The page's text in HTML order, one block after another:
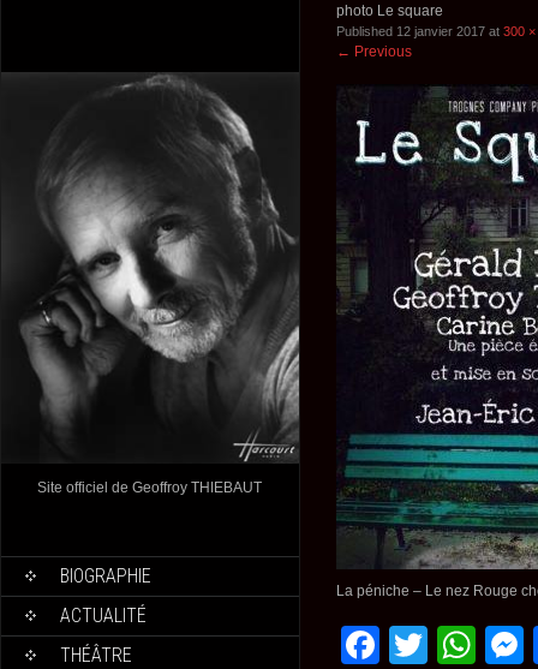
Site officiel de Geoffroy THIEBAUT
BIOGRAPHIE
ACTUALITÉ
THÉÂTRE
photo Le square
Published 12 janvier 2017 at 300 ×
← Previous
La péniche – Le nez Rouge